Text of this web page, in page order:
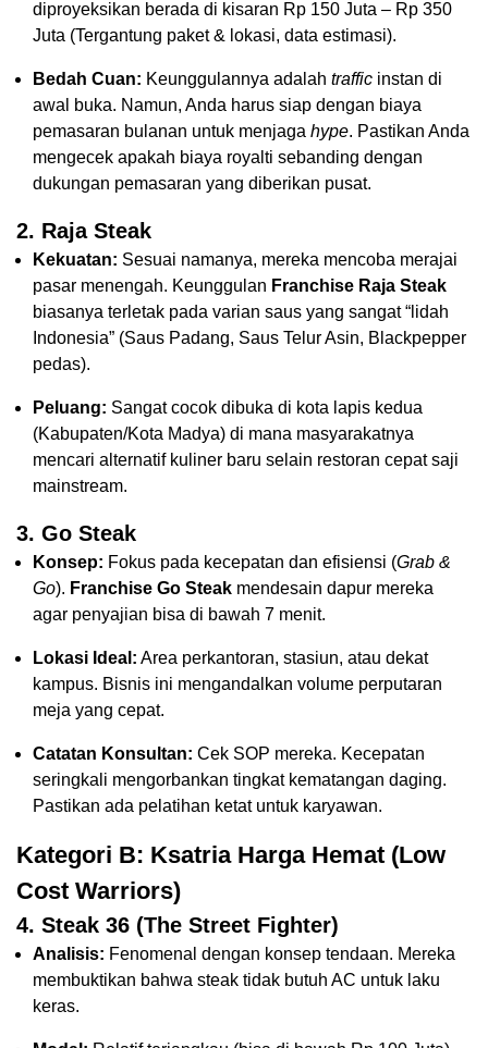
diproyeksikan berada di kisaran Rp 150 Juta – Rp 350
Juta (Tergantung paket & lokasi, data estimasi).
Bedah Cuan: Keunggulannya adalah traffic instan di
awal buka. Namun, Anda harus siap dengan biaya
pemasaran bulanan untuk menjaga hype. Pastikan Anda
mengecek apakah biaya royalti sebanding dengan
dukungan pemasaran yang diberikan pusat.
2. Raja Steak
Kekuatan: Sesuai namanya, mereka mencoba merajai
pasar menengah. Keunggulan Franchise Raja Steak
biasanya terletak pada varian saus yang sangat “lidah
Indonesia” (Saus Padang, Saus Telur Asin, Blackpepper
pedas).
Peluang: Sangat cocok dibuka di kota lapis kedua
(Kabupaten/Kota Madya) di mana masyarakatnya
mencari alternatif kuliner baru selain restoran cepat saji
mainstream.
3. Go Steak
Konsep: Fokus pada kecepatan dan efisiensi (Grab &
Go). Franchise Go Steak mendesain dapur mereka
agar penyajian bisa di bawah 7 menit.
Lokasi Ideal: Area perkantoran, stasiun, atau dekat
kampus. Bisnis ini mengandalkan volume perputaran
meja yang cepat.
Catatan Konsultan: Cek SOP mereka. Kecepatan
seringkali mengorbankan tingkat kematangan daging.
Pastikan ada pelatihan ketat untuk karyawan.
Kategori B: Ksatria Harga Hemat (Low
Cost Warriors)
4. Steak 36 (The Street Fighter)
Analisis: Fenomenal dengan konsep tendaan. Mereka
membuktikan bahwa steak tidak butuh AC untuk laku
keras.